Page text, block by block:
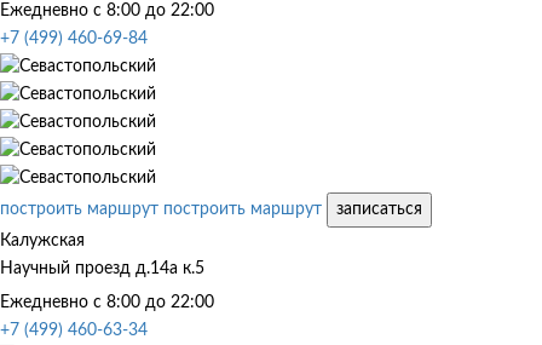
Ежедневно с 8:00 до 22:00
+7 (499) 460-69-84
построить маршрут построить маршрут
записаться
Калужская
Научный проезд д.14а к.5
Ежедневно с 8:00 до 22:00
+7 (499) 460-63-34